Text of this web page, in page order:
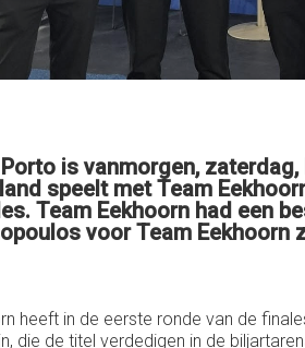
is vanmorgen,
speelt met Team
Team Eekhoorn had een
voor Team
heeft in de eerste ronde van de
die de titel verdedigen in de